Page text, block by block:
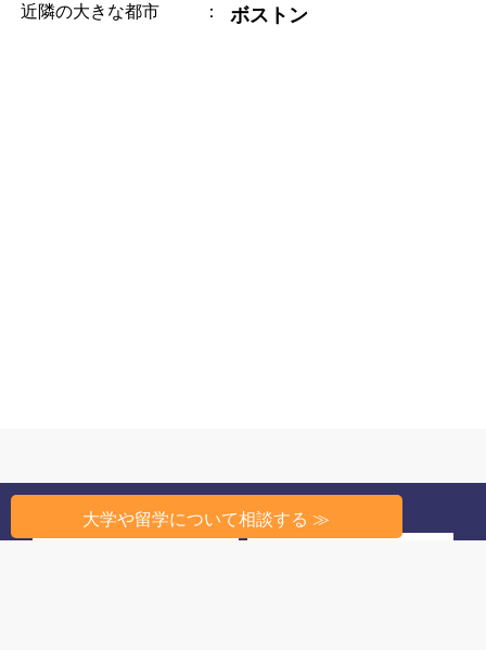
近隣の大きな都市 ： ボストン
大学や留学について相談する ≫